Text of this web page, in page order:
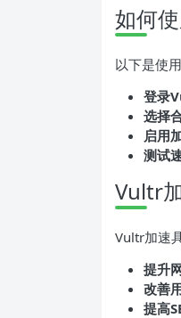
如何
以下是使
登录
选择
启用
测试
Vultr
Vultr加速
提升
改善
提高